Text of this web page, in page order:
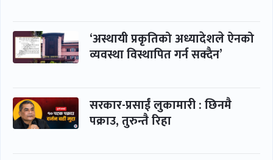
‘अस्थायी प्रकृतिको अध्यादेशले ऐनको
व्यवस्था विस्थापित गर्न सक्दैन’
सरकार-प्रसाईं लुकामारी : छिनमै
पक्राउ, तुरुन्तै रिहा